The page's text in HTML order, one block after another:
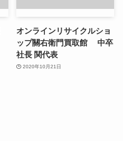
オンラインリサイクルショ
ップ關右衛門買取館 中卒
社長 関代表
2020年10月21日